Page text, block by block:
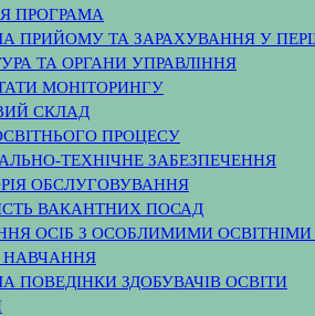
ПРОГРАМА
ПРИЙОМУ ТА ЗАРАХУВАННЯ У
ТА ОРГАНИ УПРАВЛІННЯ
МОНІТОРИНГУ
СКЛАД
ПРОЦЕСУ
ТЕХНІЧНЕ ЗАБЕЗПЕЧЕННЯ
ОБСЛУГОВУВАННЯ
ВАКАНТНИХ ПОСАД
ОСІБ З ОСОБЛИМИМИ
ПОВЕДІНКИ ЗДОБУВАЧІВ ОСВІТИ